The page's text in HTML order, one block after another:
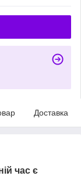
Доставка
час є